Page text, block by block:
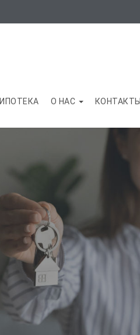
ИПОТЕКА О НАС КОНТАКТЫ